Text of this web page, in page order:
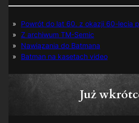
Powrót do lat 60. z okazji 60-lecia
Z archiwum TM-Semic
Nawiązania do Batmana
Batman na kasetach video
Już